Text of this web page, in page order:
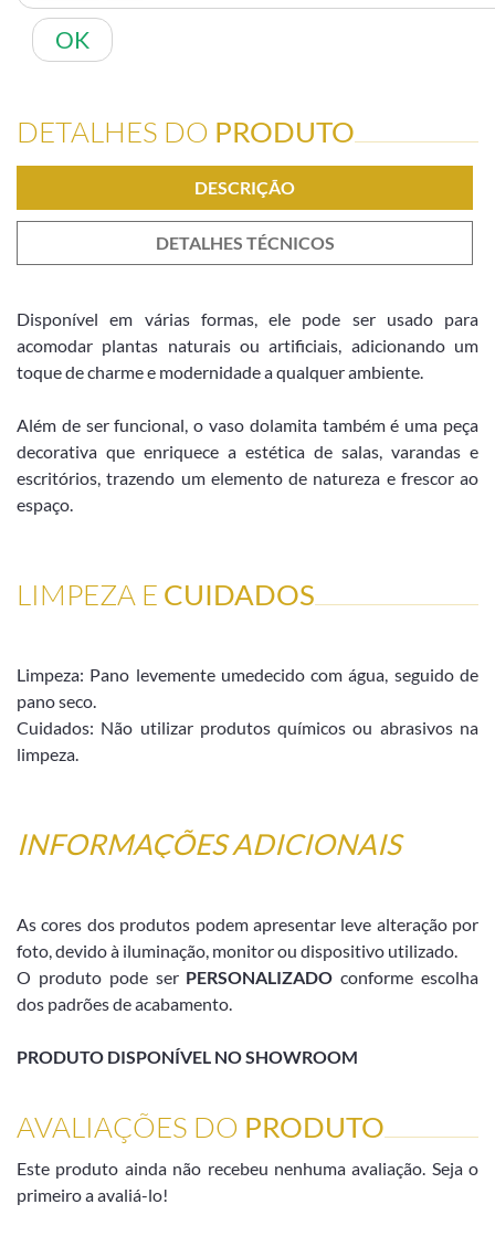
OK
DETALHES DO PRODUTO
DESCRIÇÃO
DETALHES TÉCNICOS
Disponível em várias formas, ele pode ser usado para
acomodar plantas naturais ou artificiais, adicionando um
toque de charme e modernidade a qualquer ambiente.
Além de ser funcional, o vaso dolamita também é uma peça
decorativa que enriquece a estética de salas, varandas e
escritórios, trazendo um elemento de natureza e frescor ao
espaço.
LIMPEZA E CUIDADOS
Limpeza: Pano levemente umedecido com água, seguido de
pano seco.
Cuidados: Não utilizar produtos químicos ou abrasivos na
limpeza.
INFORMAÇÕES ADICIONAIS
As cores dos produtos podem apresentar leve alteração por
foto, devido à iluminação, monitor ou dispositivo utilizado.
O produto pode ser PERSONALIZADO conforme escolha
dos padrões de acabamento.
PRODUTO DISPONÍVEL NO SHOWROOM
AVALIAÇÕES DO PRODUTO
Este produto ainda não recebeu nenhuma avaliação. Seja o
primeiro a avaliá-lo!